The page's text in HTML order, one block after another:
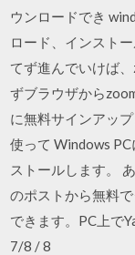
ウンロードでき
ロード、インスト
てず進んでいけば
ずブラウザから
に無料サインアッ
使って Windows
ストールします。
のポストから無料
できます。PC上で
7/8 / 8